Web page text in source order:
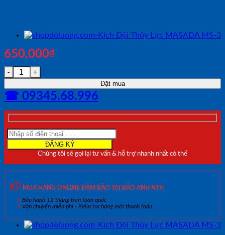
650,000₫
Kích Đội Thủy Lực MASADA MS-2 số lượng
Đặt mua
☎ 09345.68.996
Chúng tôi sẽ gọi lại tư vấn & hỗ trợ nhanh nhất có thể
MUA HÀNG ONLINE ĐẢM BẢO TẠI BẢO ANH NTH
Bảo hành 12 tháng trên toàn quốc
Vận chuyển miễn phí - Kiểm tra hàng mới thanh toán